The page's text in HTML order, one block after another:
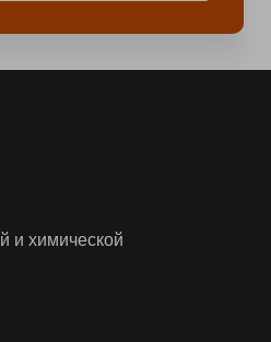
и химической